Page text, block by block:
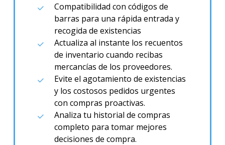
Compatibilidad con códigos de
barras para una rápida entrada y
recogida de existencias
Actualiza al instante los recuentos
de inventario cuando recibas
mercancías de los proveedores.
Evite el agotamiento de existencias
y los costosos pedidos urgentes
con compras proactivas.
Analiza tu historial de compras
completo para tomar mejores
decisiones de compra.